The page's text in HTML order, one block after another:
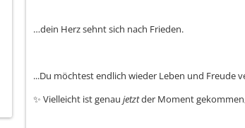
…dein Herz sehnt sich nach Frieden.
...Du möchtest endlich wieder Leben und Freude
✨ Vielleicht ist genau jetztder Moment